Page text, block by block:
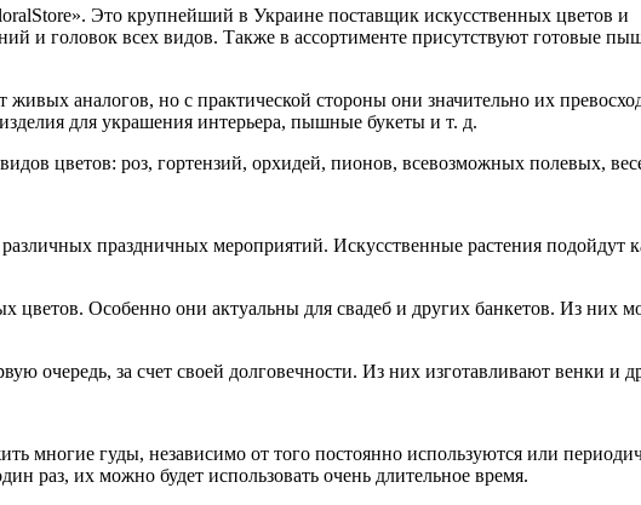
Это крупнейший в Украине поставщик искусственных цветов и
и головок всех видов. Также в ассортименте присутствуют готовые
аналогов, но с практической стороны они значительно их
для украшения интерьера, пышные букеты и т. д.
цветов: роз, гортензий, орхидей, пионов, всевозможных полевых,
праздничных мероприятий. Искусственные растения подойдут
цветов. Особенно они актуальны для свадеб и других банкетов. Из них
очередь, за счет своей долговечности. Из них изготавливают венки и
многие гуды, независимо от того постоянно используются или
раз, их можно будет использовать очень длительное время.